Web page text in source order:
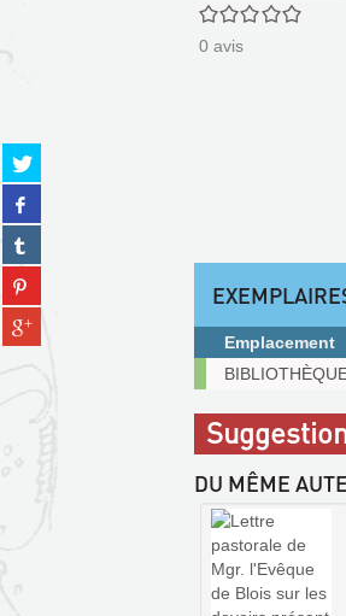
Partager
sur
twitter
(Nouvelle
fenêtre)
Partager
sur
facebook
(Nouvelle
fenêtre)
Partager
sur
tumblr
(Nouvelle
fenêtre)
Partager
sur
pinterest
(Nouvelle
Partager
sur
0/5
0 avis
Exemplaires
communicables
sur
place
Emplacement
DU MÊME